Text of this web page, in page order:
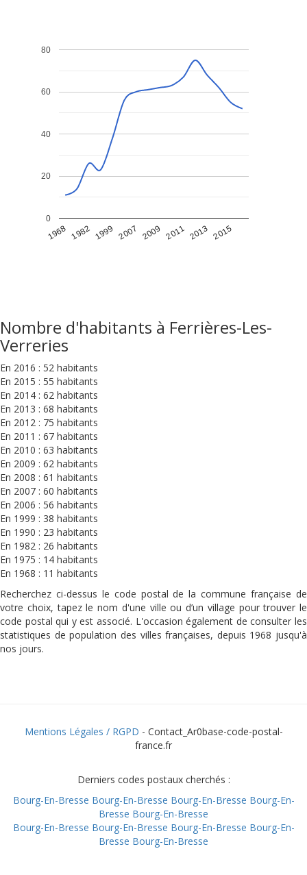
1968 1982 1999 2007 2009 2011 2013 2015
0
20
40
60
80
Nombre d'habitants à Ferrières-Les-
Verreries
En 2016 : 52 habitants
En 2015 : 55 habitants
En 2014 : 62 habitants
En 2013 : 68 habitants
En 2012 : 75 habitants
En 2011 : 67 habitants
En 2010 : 63 habitants
En 2009 : 62 habitants
En 2008 : 61 habitants
En 2007 : 60 habitants
En 2006 : 56 habitants
En 1999 : 38 habitants
En 1990 : 23 habitants
En 1982 : 26 habitants
En 1975 : 14 habitants
En 1968 : 11 habitants
Recherchez ci-dessus le code postal de la commune française de
votre choix, tapez le nom d'une ville ou d’un village pour trouver le
code postal qui y est associé. L'occasion également de consulter les
statistiques de population des villes françaises, depuis 1968 jusqu'à
nos jours.
Mentions Légales / RGPD - Contact_Ar0base-code-postal-
france.fr
Derniers codes postaux cherchés :
Bourg-En-Bresse Bourg-En-Bresse Bourg-En-Bresse Bourg-En-
Bresse Bourg-En-Bresse
Bourg-En-Bresse Bourg-En-Bresse Bourg-En-Bresse Bourg-En-
Bresse Bourg-En-Bresse